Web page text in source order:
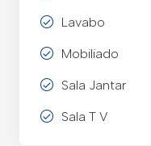
Lavabo
Mobiliado
Sala Jantar
Sala T V